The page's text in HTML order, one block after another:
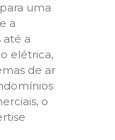
uma
a
até a
elétrica,
de ar
o